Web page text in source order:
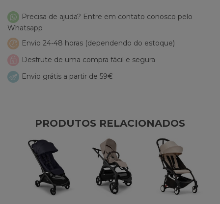
Precisa de ajuda? Entre em contato conosco pelo
Whatsapp
Envio 24-48 horas (dependendo do estoque)
Desfrute de uma compra fácil e segura
Envio grátis a partir de 59€
PRODUTOS RELACIONADOS